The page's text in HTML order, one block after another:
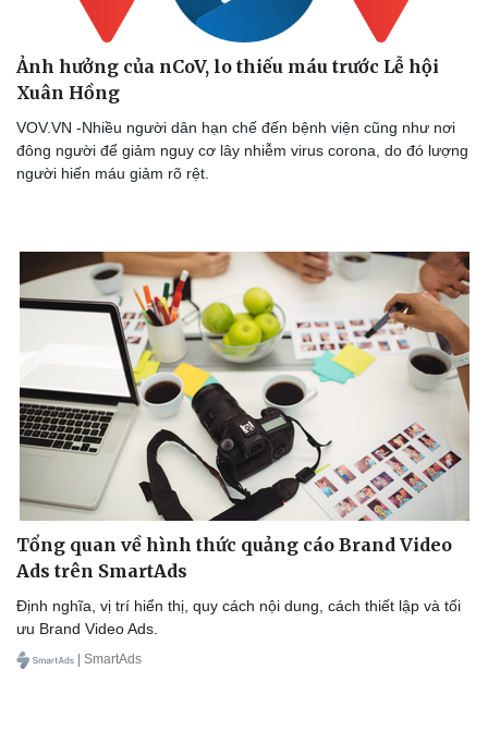
Ảnh hưởng của nCoV, lo thiếu máu trước Lễ hội
Xuân Hồng
VOV.VN -Nhiều người dân hạn chế đến bệnh viện cũng như nơi
đông người để giảm nguy cơ lây nhiễm virus corona, do đó lượng
người hiến máu giảm rõ rệt.
Tổng quan về hình thức quảng cáo Brand Video
Ads trên SmartAds
Định nghĩa, vị trí hiển thị, quy cách nội dung, cách thiết lập và tối
ưu Brand Video Ads.
| SmartAds